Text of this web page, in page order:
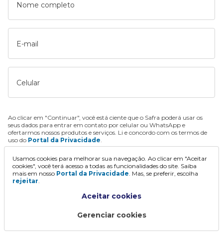
Nome completo
E-mail
Celular
Ao clicar em "Continuar", você está ciente que o Safra poderá usar os
seus dados para entrar em contato por celular ou WhatsApp e
ofertarmos nossos produtos e serviços. Li e concordo com os termos de
uso do Portal da Privacidade.
Continuar
Usamos cookies para melhorar sua navegação. Ao clicar em "Aceitar
cookies", você terá acesso a todas as funcionalidades do site. Saiba
mais em nosso Portal da Privacidade. Mas, se preferir, escolha
rejeitar.
Aceitar cookies
Gerenciar cookies